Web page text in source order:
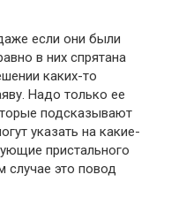
если они были
в них спрятана
каких-то
Надо только ее
подсказывают
указать на какие-
пристального
случае это повод